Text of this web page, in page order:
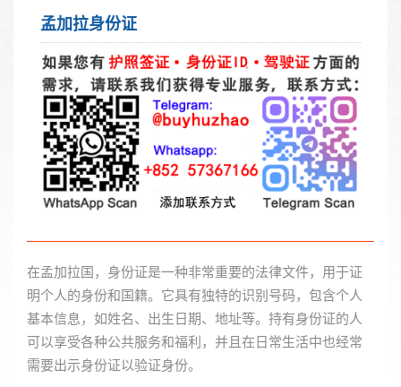
孟加拉身份证
在孟加拉国，身份证是一种非常重要的法律文件，用于证
明个人的身份和国籍。它具有独特的识别号码，包含个人
基本信息，如姓名、出生日期、地址等。持有身份证的人
可以享受各种公共服务和福利，并且在日常生活中也经常
需要出示身份证以验证身份。